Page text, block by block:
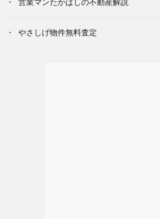
営業マンたかはしの不動産解説
やさしげ物件無料査定